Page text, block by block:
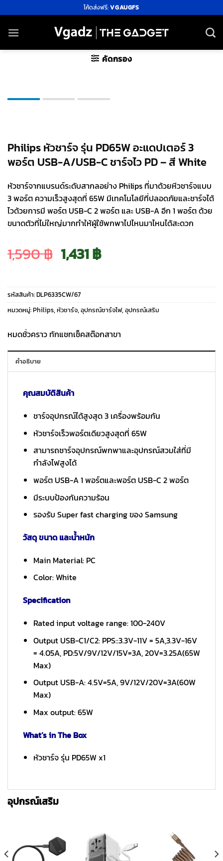
ไป
ยัง
โค้ดส่งฟรี:VGAUGFS
คัดกรอง
Philips หัวชาร์จ รุ่น PD65W อะแดปเตอร์ 3
พอร์ต USB-A/USB-C ชาร์จไว PD – สี White
หัวชาร์จากแบรนด์ระดับสากลอย่าง Philips ที่มาด้วยหีวชาร์จแบบ
3 พอร์ต ความเร็วสูงสุดที่ 65W มีเทคโนโลยีที่ปลอดภัยและชาร์จได้
ไวด้วยการมี พอร์ต USB-C 2 พอร์ต และ USB-A อีก 1 พอร์ต ด้วย
ขนาดตัวที่ไม่ใหญ่มากทำให้ผู้ใช้พกพาไปไหนมาไหนได้สะดวก
1,590฿ Original
price
was:
1,590 ฿.
1,431฿Current
price
is:
1,431 ฿.
รหัสสินค้า:DLP6335CW/67
หมวดหมู่:Philips, หัวชาร์จ, อุปกรณ์ชาร์จไฟ, อุปกรณ์เสริม
หมดชั่วคราว ทักแชทเช็คสต๊อกสาขา
คำอธิบาย
คุณสมบัติสินค้า
ชาร์จอุปกรณ์ได้สูงสุด 3 เครื่องพร้อมกัน
หัวชาร์จเร็วพอร์ตเดียวสูงสุดที่ 65W
สามารถชาร์จอุปกรณ์พกพาและอุปกรณ์สวมใส่ที่มี
กำลังไฟสูงได้
พอร์ต USB-A 1 พอร์ตและพอร์ต USB-C 2 พอร์ต
มีระบบป้องกันความร้อน
รองรับ Super fast charging ของ Samsung
วัสดุ ขนาด และน้ำหนัก
Main Material: PC
Color: White
Specification
Rated input voltage range: 100-240V
Output USB-C1/C2: PPS::3.3V-11V = 5A,3.3V-16V
= 4.05A, PD:5V/9V/12V/15V=3A, 20V=3.25A(65W
Max)
Output USB-A: 4.5V=5A, 9V/12V/20V=3A(60W
Max)
Max output: 65W
What’s in The Box
หัวชาร์จ รุ่น PD65W x1
อุปกรณ์เสริม